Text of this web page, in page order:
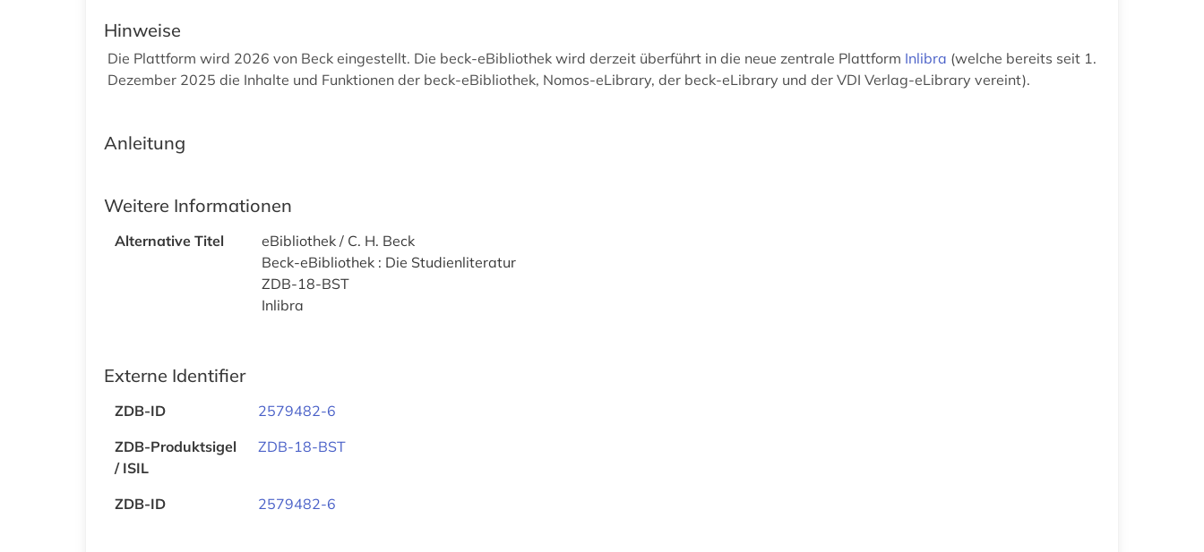
Hinweise
Die Plattform wird 2026 von Beck eingestellt. Die beck-eBibliothek wird derzeit überführt in die neue zentrale Plattform Inlibra (welche bereits seit 1.
Dezember 2025 die Inhalte und Funktionen der beck-eBibliothek, Nomos-eLibrary, der beck-eLibrary und der VDI Verlag-eLibrary vereint).
Anleitung
Weitere Informationen
Alternative Titel
eBibliothek / C. H. Beck
Beck-eBibliothek : Die Studienliteratur
ZDB-18-BST
Inlibra
Externe Identifier
ZDB-ID
2579482-6
ZDB-Produktsigel
/ ISIL
ZDB-18-BST
ZDB-ID 2579482-6